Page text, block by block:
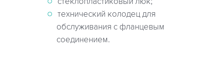
технический колодец для
обслуживания с фланцевым
соединением.